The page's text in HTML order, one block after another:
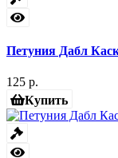
Петуния Дабл
125 р.
Купить